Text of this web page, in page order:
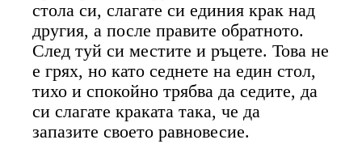
стола си, слагате си единия крак над
другия, а после правите обратното.
След туй си местите и ръцете. Това не
е грях, но като седнете на един стол,
тихо и спокойно трябва да седите, да
си слагате краката така, че да
запазите своето равновесие.